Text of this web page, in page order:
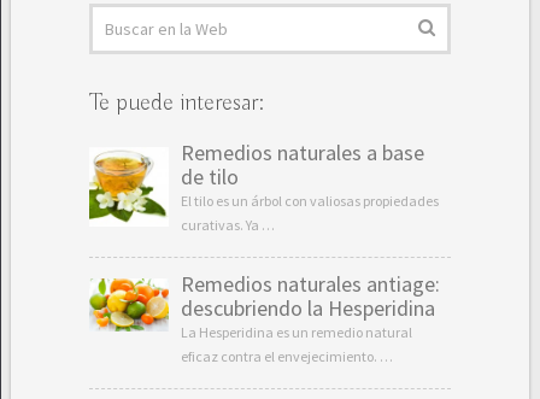
Te puede interesar:
Remedios naturales a base
de tilo
El tilo es un árbol con valiosas propiedades
curativas. Ya …
Remedios naturales antiage:
descubriendo la Hesperidina
La Hesperidina es un remedio natural
eficaz contra el envejecimiento. …